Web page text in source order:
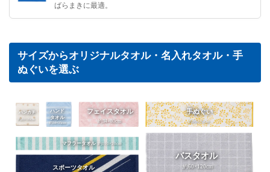
ばらまきに最適。
サイズからオリジナルタオル・名入れタオル・手
ぬぐいを選ぶ
ハンカチ
約20×20cm
ハンド
タオル
約34×35cm
フェイスタオル
約34×80cm
手ぬぐい
約90×35cm
マフラータオル 約110×20cm
スポーツタオル
バスタオル
約60×120cm